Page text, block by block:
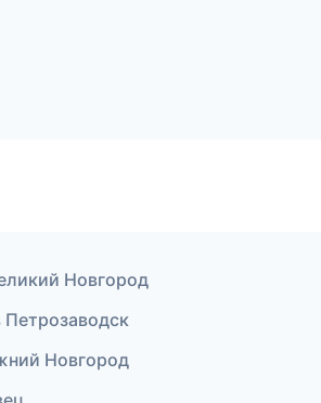
Новгород
Новгород